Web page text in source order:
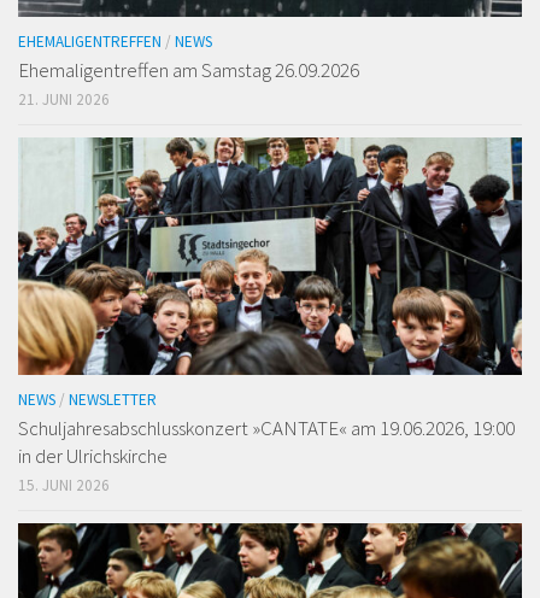
EHEMALIGENTREFFEN / NEWS
Ehemaligen­treffen am Samstag 26.09.2026
21. JUNI 2026
NEWS / NEWSLETTER
Schuljahresabschlusskonzert »CANTATE« am 19.06.2026, 19:00
in der Ulrichskirche
15. JUNI 2026